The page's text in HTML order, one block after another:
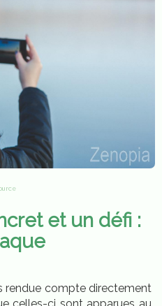
et un défi :
rendue compte directement